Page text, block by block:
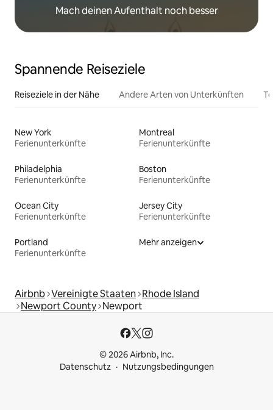
Mach deinen Aufenthalt noch besser
Spannende Reiseziele
Reiseziele in der Nähe Andere Arten von Unterkünften
New York
Ferienunterkünfte
Montreal
Ferienunterkünfte
Philadelphia
Ferienunterkünfte
Boston
Ferienunterkünfte
Ocean City
Ferienunterkünfte
Jersey City
Ferienunterkünfte
Portland
Ferienunterkünfte
Mehr anzeigen
Airbnb Vereinigte Staaten Rhode Island
Newport County Newport
© 2026 Airbnb, Inc.
Datenschutz
Nutzungsbedingungen